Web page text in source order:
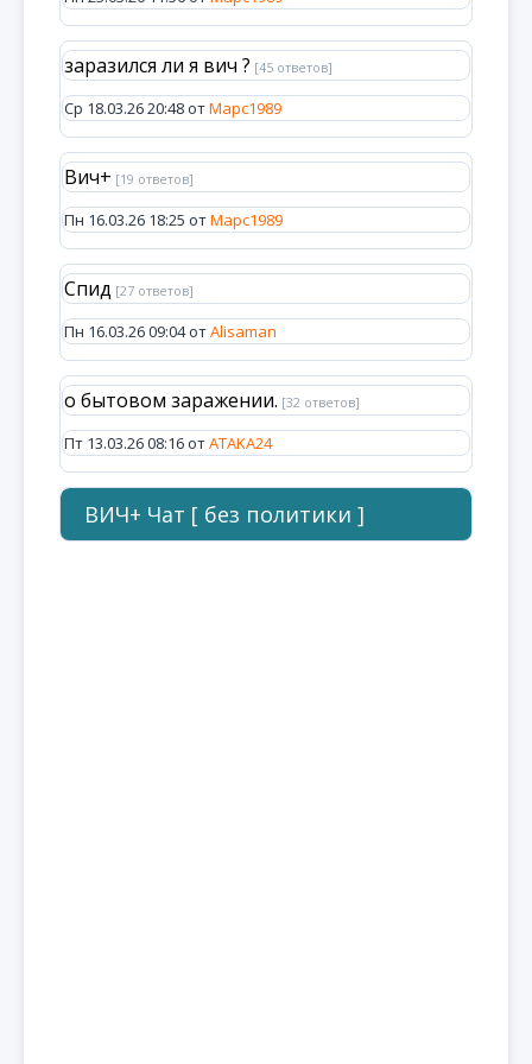
заразился ли я вич ? [45 ответов]
Ср 18.03.26 20:48 отМарс1989
Вич+ [19 ответов]
Пн 16.03.26 18:25 отМарс1989
Спид [27 ответов]
Пн 16.03.26 09:04 отAlisaman
о бытовом заражении. [32 ответов]
Пт 13.03.26 08:16 отATAKA24
ВИЧ+ Чат [ без политики ]